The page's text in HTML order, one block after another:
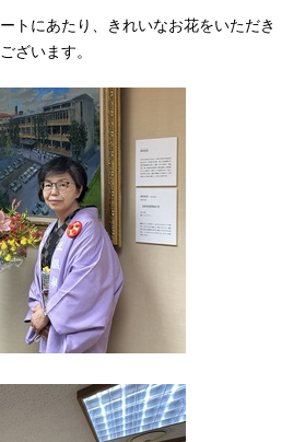
トにあたり、きれいなお花をいただき
ざいます。